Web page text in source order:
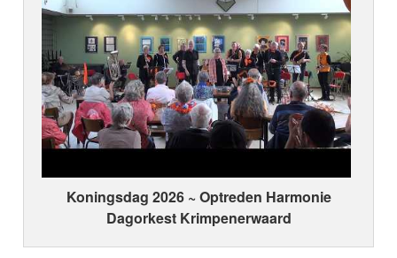
Koningsdag 2026 ~ Optreden Harmonie
Dagorkest Krimpenerwaard